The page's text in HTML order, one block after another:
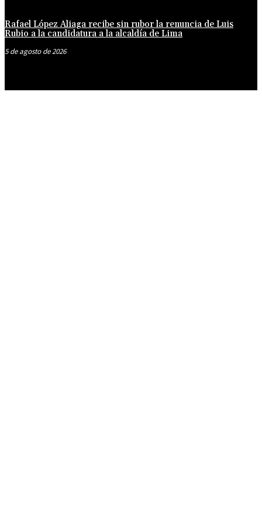
Rafael López Aliaga recibe sin rubor la renuncia de Luis
Rubio a la candidatura a la alcaldía de Lima
5 de agosto de 2026